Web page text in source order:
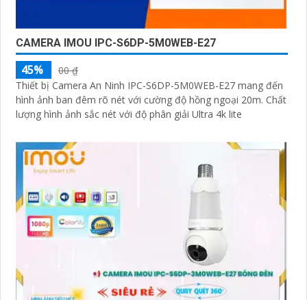
CAMERA IMOU IPC-S6DP-5M0WEB-E27
45%
00 ₫
Thiết bị Camera An Ninh IPC-S6DP-5M0WEB-E27 mang đến
hình ảnh ban đêm rõ nét với cường độ hồng ngoại 20m. Chất
lượng hình ảnh sắc nét với độ phân giải Ultra 4k lite